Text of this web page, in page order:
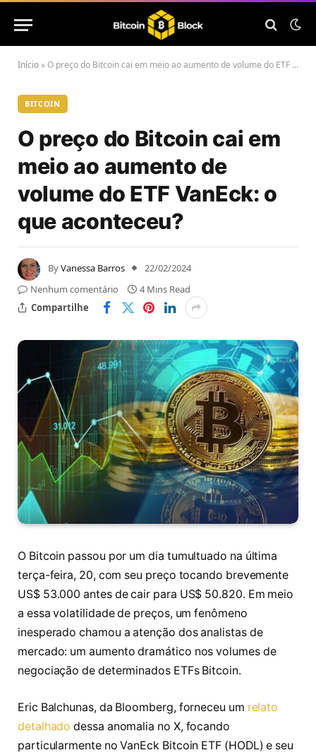
Início »O preço do Bitcoin cai em meio ao aumento de volume do ETF VanEck: o que aconteceu?
BITCOIN
O preço do Bitcoin cai em
meio ao aumento de
volume do ETF VanEck: o
que aconteceu?
ByVanessa Barros
22/02/2024
Nenhum comentário
4 Mins Read
Compartilhe
O Bitcoin passou por um dia tumultuado na última
terça-feira, 20, com seu preço tocando brevemente
US$ 53.000 antes de cair para US$ 50.820. Em meio
a essa volatilidade de preços, um fenômeno
inesperado chamou a atenção dos analistas de
mercado: um aumento dramático nos volumes de
negociação de determinados ETFs Bitcoin.
Eric Balchunas, da Bloomberg, forneceu um relato
detalhado dessa anomalia no X, focando
particularmente no VanEck Bitcoin ETF (HODL) e seu